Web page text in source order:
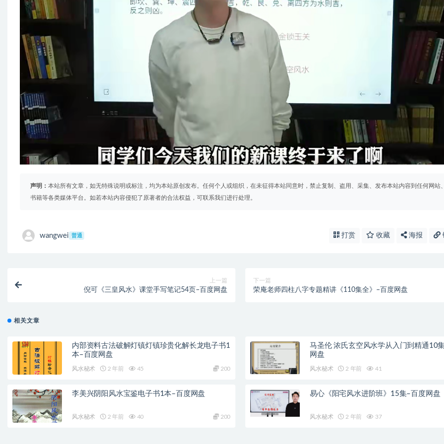
声明： 本站所有文章，如无特殊说明或标注，均为本站原创发布。任何个人或组织，在未征得本站同意时，禁止复制、盗用、采集、发布本站内容到任何网站
书籍等各类媒体平台。如若本站内容侵犯了原著者的合法权益，可联系我们进行处理。
wangwei 普通 打赏 收藏 海报
上一篇
倪可《三皇风水》课堂手写笔记54页–百度网盘
下一篇
荣庵老师四柱八字专题精讲《110集全》–百度网盘
相关文章
内部资料古法破解灯镇灯镇珍贵化解长龙电子书1
本–百度网盘
风水秘术 2 年前 45 200
马圣伦 浓氏玄空风水学从入门到精通10
网盘
风水秘术 2 年前 41
李美兴阴阳风水宝鉴电子书1本–百度网盘
风水秘术 2 年前 40 200
易心《阳宅风水进阶班》15集–百度网盘
风水秘术 2 年前 37